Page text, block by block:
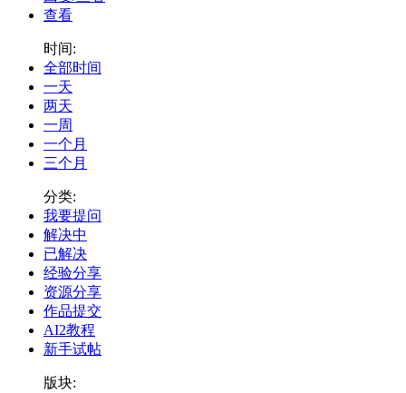
查看
时间:
全部时间
一天
两天
一周
一个月
三个月
分类:
我要提问
解决中
已解决
经验分享
资源分享
作品提交
AI2教程
新手试帖
版块: